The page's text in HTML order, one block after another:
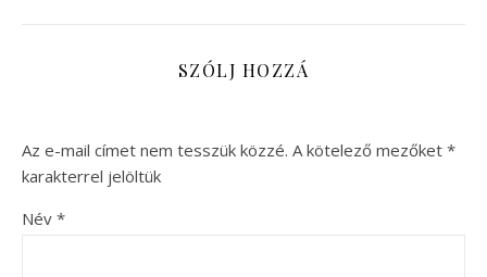
SZÓLJ HOZZÁ
Az e-mail címet nem tesszük közzé. A kötelező mezőket *
karakterrel jelöltük
Név *